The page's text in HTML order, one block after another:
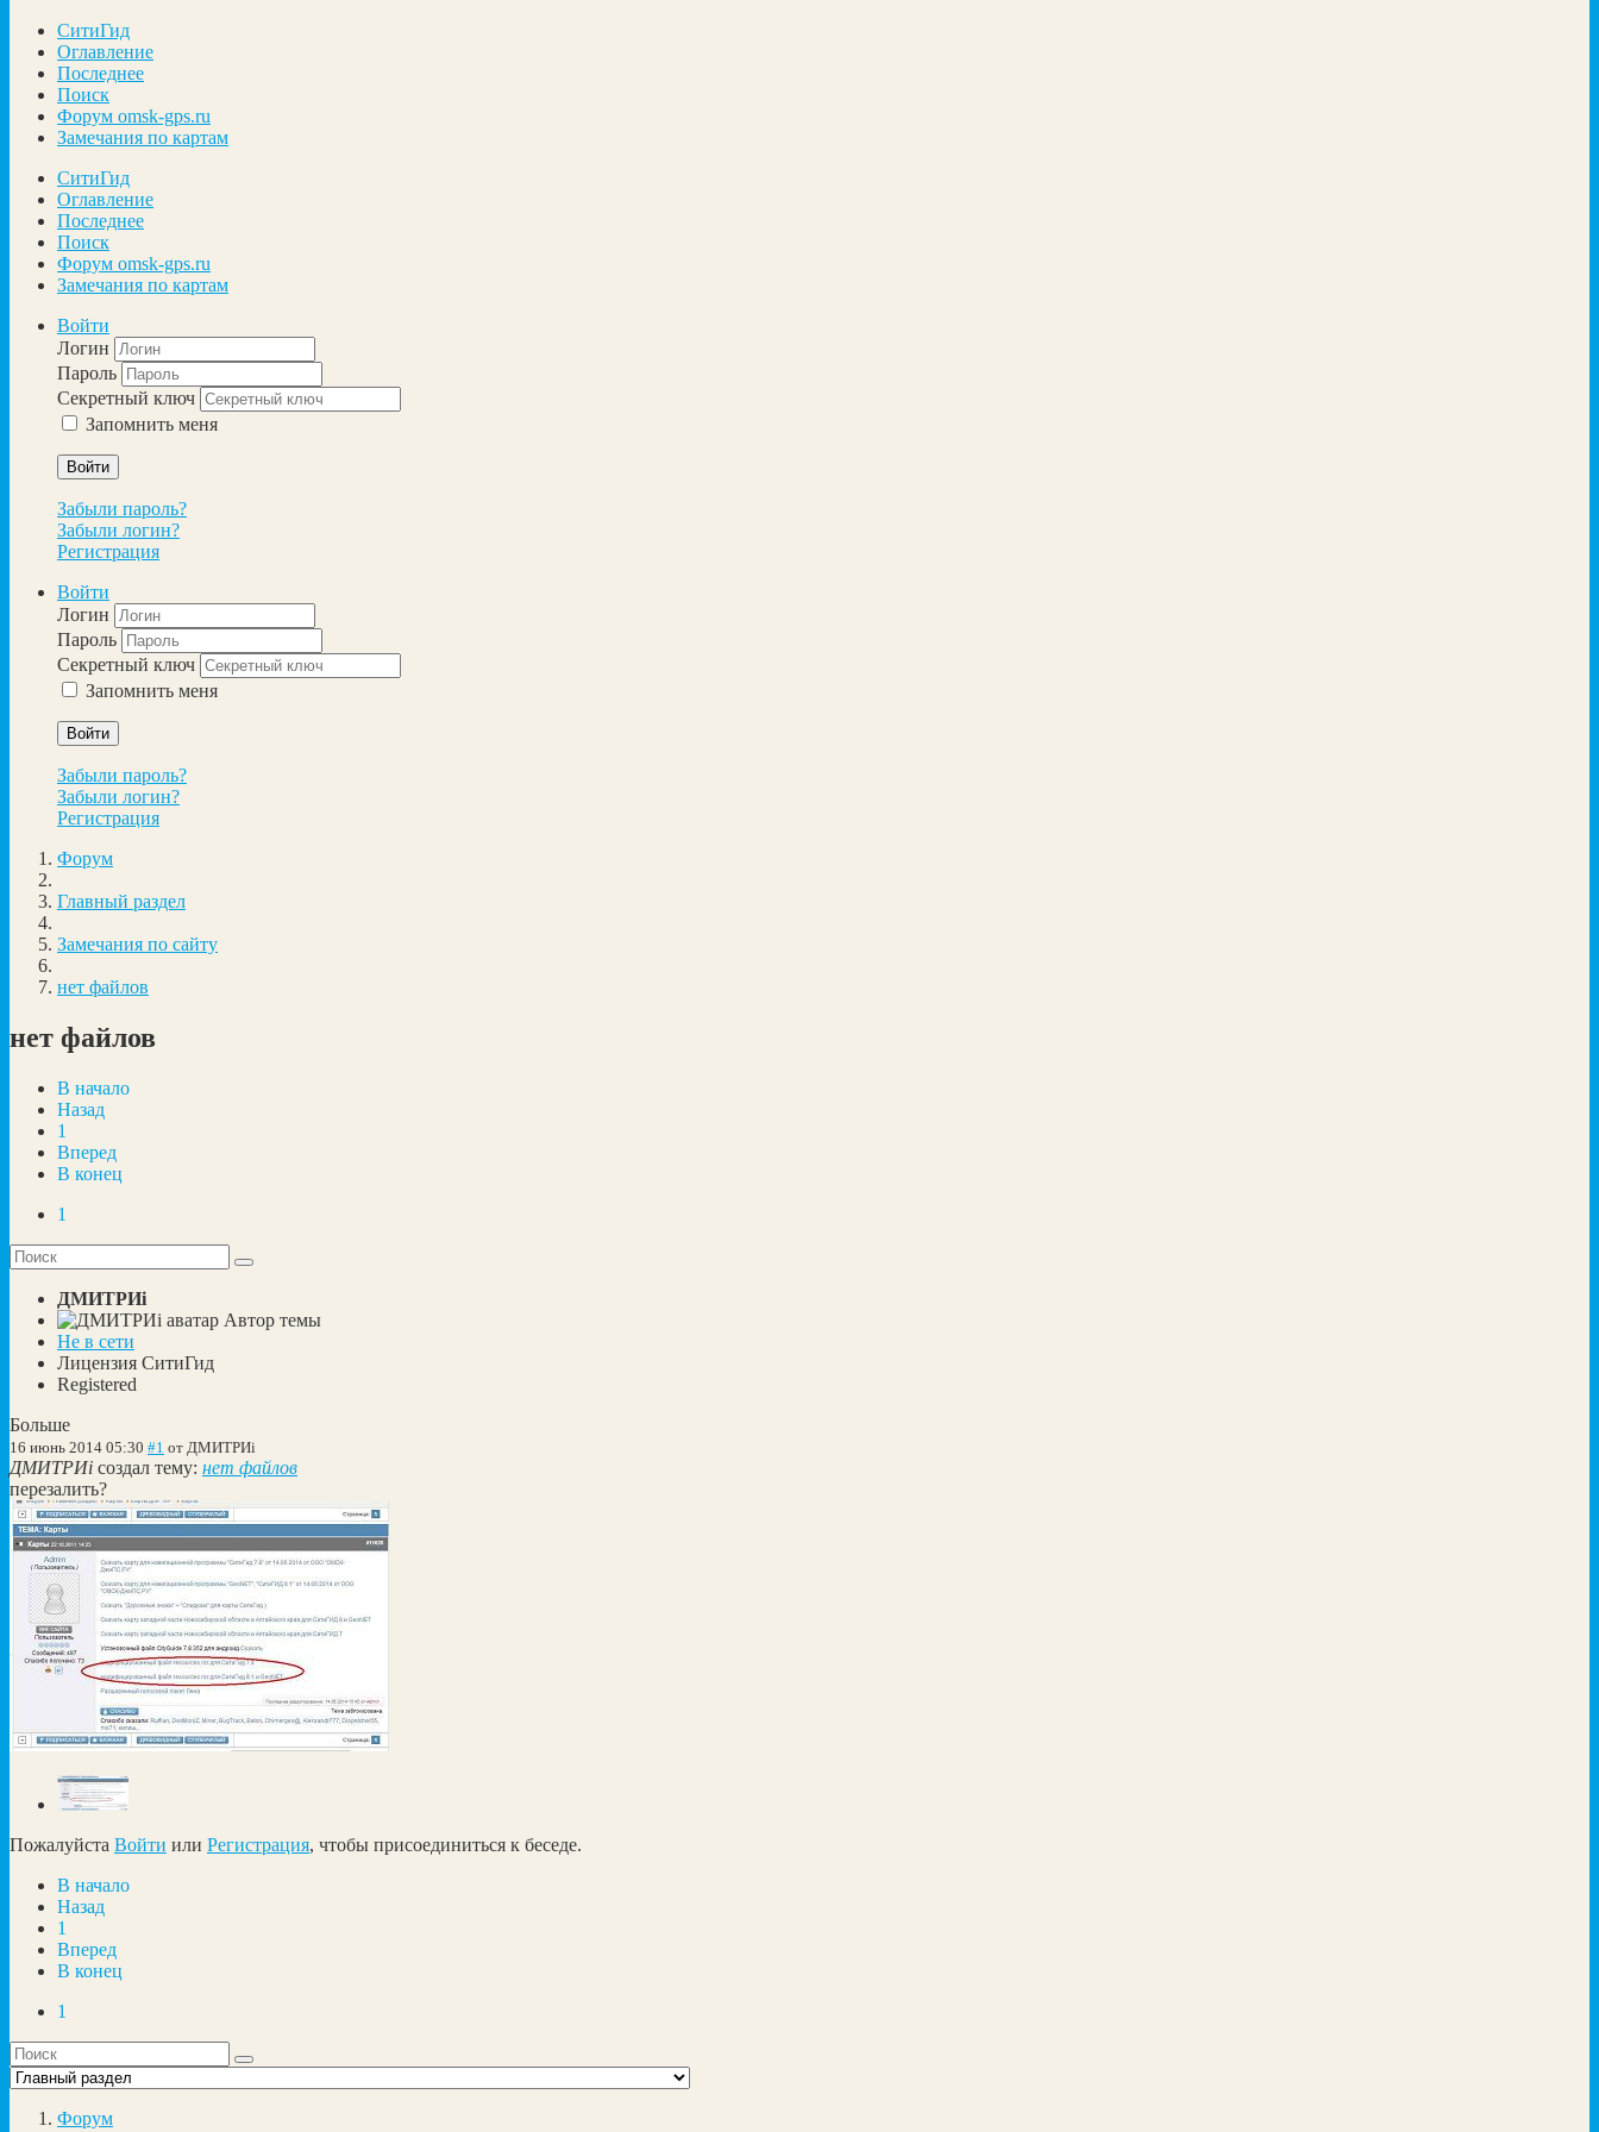
СитиГид
Оглавление
Последнее
Поиск
Форум omsk-gps.ru
Замечания по картам
СитиГид
Оглавление
Последнее
Поиск
Форум omsk-gps.ru
Замечания по картам
Войти
Логин
Пароль
Секретный ключ
Запомнить меня
Войти
Забыли пароль?
Забыли логин?
Регистрация
Войти
Логин
Пароль
Секретный ключ
Запомнить меня
Войти
Забыли пароль?
Забыли логин?
Регистрация
Форум
Главный раздел
Замечания по сайту
нет файлов
нет файлов
В начало
Назад
1
Вперед
В конец
1
ДМИТРИi
Автор темы
Не в сети
Лицензия СитиГид
Registered
Больше
16 июнь 2014 05:30 #1 от ДМИТРИi
ДМИТРИi создал тему: нет файлов
перезалить?
Пожалуйста Войти или Регистрация, чтобы присоединиться к беседе.
В начало
Назад
1
Вперед
В конец
1
Форум